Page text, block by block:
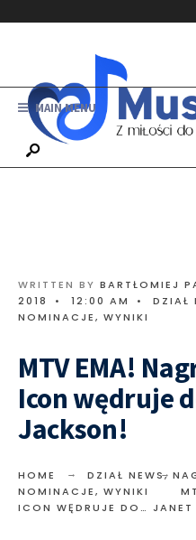
MAIN MENU
WRITTEN BY BARTŁOMIEJ
2018
• 12:00 AM • DZIAŁ
NOMINACJE, WYNIKI
MTV EMA!
Icon wędruje
Jackson!
HOME DZIAŁ NEWS,
NOMINACJE, WYNIKI
ICON WĘDRUJE DO…